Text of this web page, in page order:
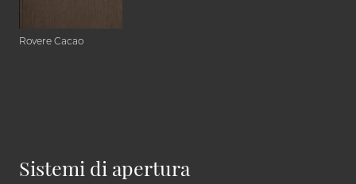
Rovere Cacao
Sistemi di apertura